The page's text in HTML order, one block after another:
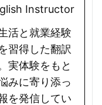
Instructor
活と就業経験
習得した翻訳
実体験をもと
みに寄り添っ
を発信してい